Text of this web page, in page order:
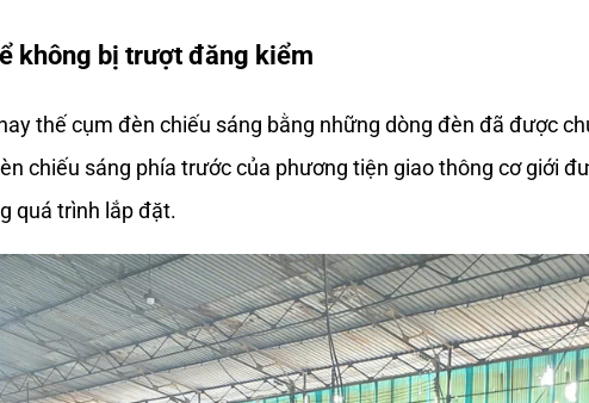
không bị trượt đăng kiểm
thế cụm đèn chiếu sáng bằng những dòng đèn đã được
chiếu sáng phía trước của phương tiện giao thông cơ giới
quá trình lắp đặt.